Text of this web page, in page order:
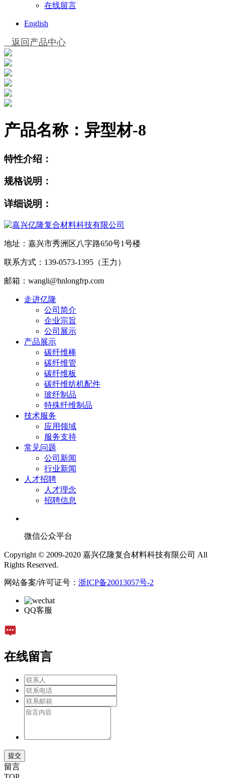
在线留言
English
返回产品中心
产品名称： 异型材-8
特性介绍：
规格说明：
详细说明：
地址：嘉兴市秀洲区八字路650号1号楼
联系方式：139-0573-1395（王力）
邮箱：wangli@hnlongfrp.com
走进亿隆
公司简介
企业宗旨
公司展示
产品展示
碳纤维棒
碳纤维管
碳纤维板
碳纤维纺机配件
玻纤制品
特殊纤维制品
技术服务
应用领域
服务支持
常见问题
公司新闻
行业新闻
人才招聘
人才理念
招聘信息
微信公众平台
Copyright © 2009-2020 嘉兴亿隆复合材料科技有限公司 All
Rights Reserved.
网站备案/许可证号： 浙ICP备20013057号-2
QQ客服
在线留言
留言